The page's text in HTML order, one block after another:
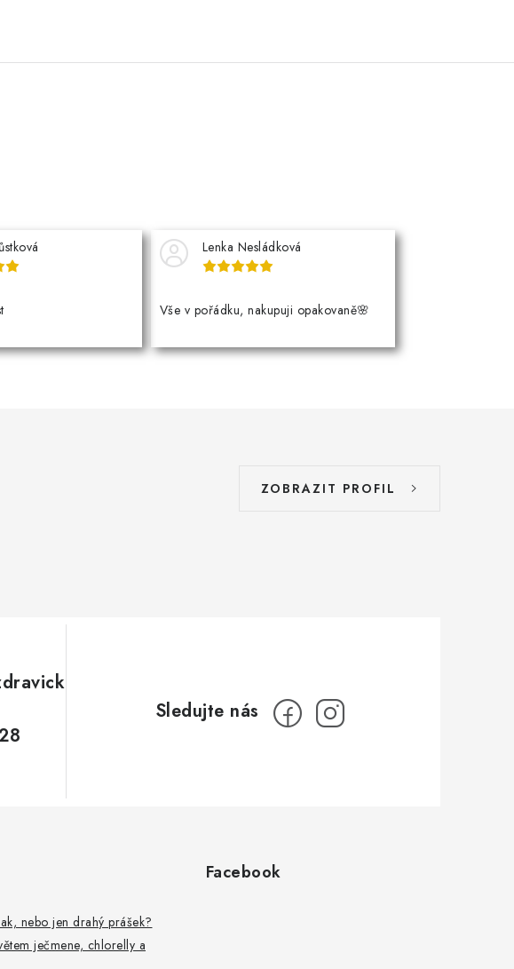
Lenka Nesládková
Vše v pořádku, nakupuji opakovaně🌸
ZOBRAZIT PROFIL
nebo jen drahý prášek?
ječmene, chlorelly a
Facebook